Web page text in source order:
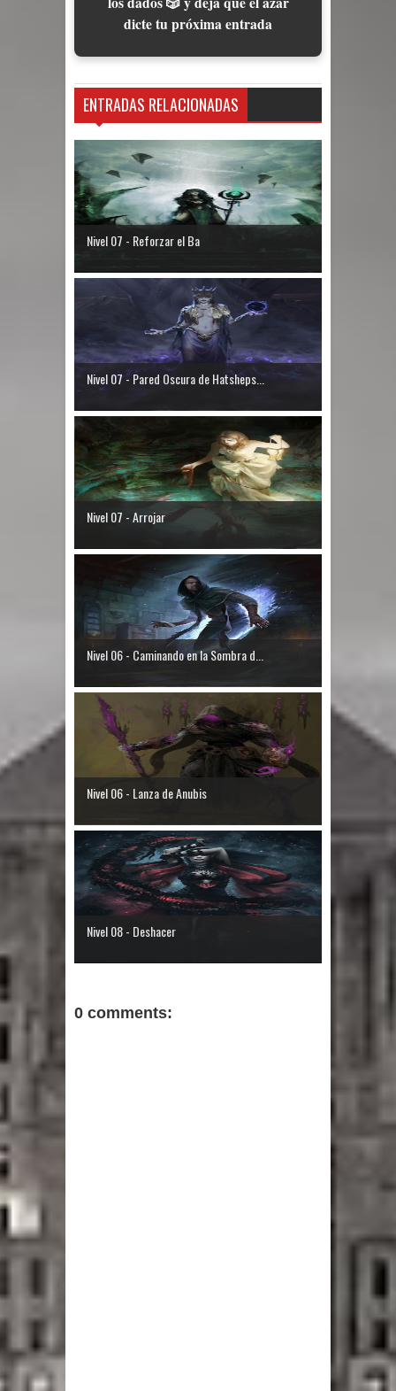
dicte tu próxima entrada
ENTRADAS RELACIONADAS
Nivel 07 - Reforzar el Ba
Nivel 07 - Pared Oscura de Hatsheps...
Nivel 07 - Arrojar
Nivel 06 - Caminando en la Sombra d...
Nivel 06 - Lanza de Anubis
Nivel 08 - Deshacer
0 comments: